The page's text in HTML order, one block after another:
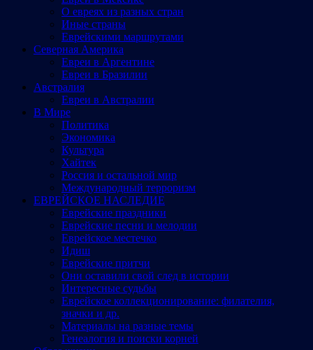
О евреях из разных стран
Иные страны
Еврейскими маршрутами
Северная Америка
Евреи в Аргентине
Евреи в Бразилии
Австралия
Евреи в Австралии
В Мире
Политика
Экономика
Культура
Хайтек
Россия и остальной мир
Международный терроризм
ЕВРЕЙСКОЕ НАСЛЕДИЕ
Еврейские праздники
Еврейские песни и мелодии
Еврейское местечко
Идиш
Еврейские притчи
Они оставили свой след в истории
Интересные судьбы
Еврейское коллекционирование: филателия,
значки и др.
Материалы на разные темы
Генеалогия и поиски корней